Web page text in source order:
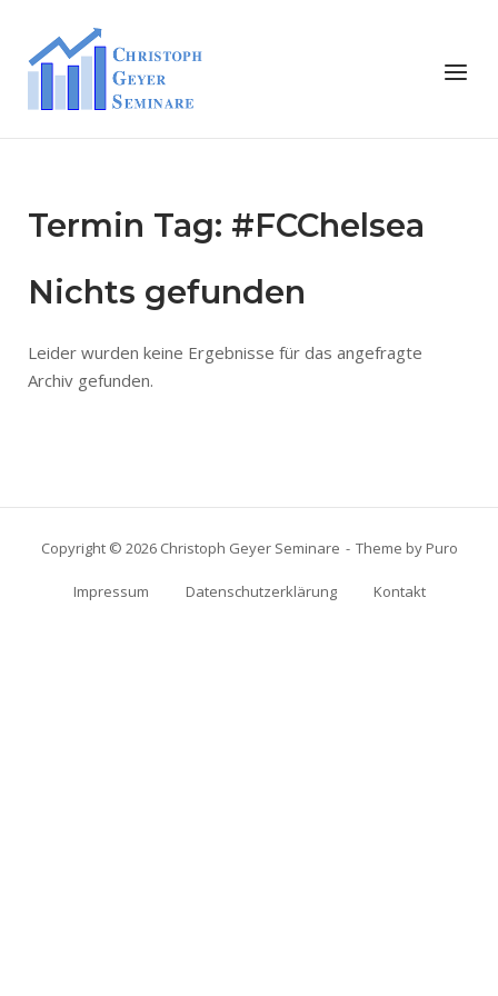
content
Home
Menu
Termin Tag: #FCChelsea
Nichts gefunden
Leider wurden keine Ergebnisse für das angefragte
Archiv gefunden.
Copyright © 2026 Christoph Geyer Seminare Theme by Puro
Impressum Datenschutzerklärung Kontakt